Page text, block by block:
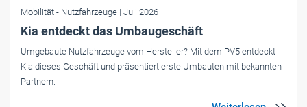
Mobilität - Nutzfahrzeuge | Juli 2026
Kia entdeckt das Umbaugeschäft
Umgebaute Nutzfahrzeuge vom Hersteller? Mit dem PV5 entdeckt
Kia dieses Geschäft und präsentiert erste Umbauten mit bekannten
Partnern.